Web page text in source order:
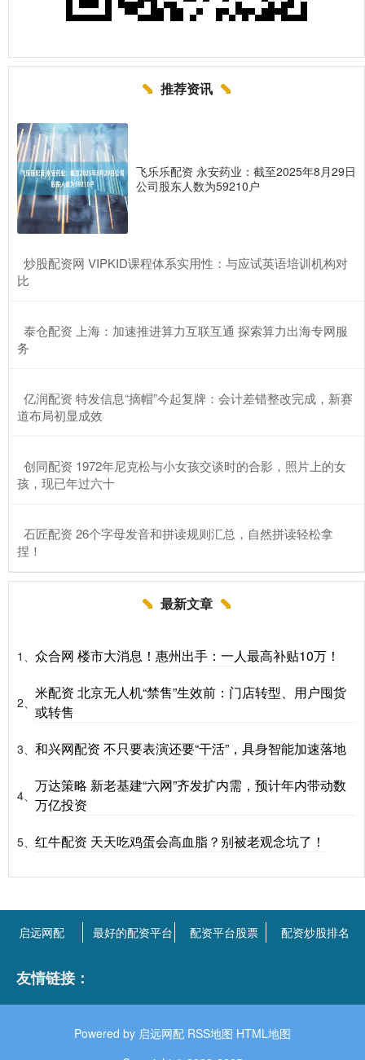
推荐资讯
飞乐乐配资 永安药业：截至2025年8月29日
公司股东人数为59210户
​炒股配资网 VIPKID课程体系实用性：与应试英语培训机构对
比
​泰仓配资 上海：加速推进算力互联互通 探索算力出海专网服
务
​亿润配资 特发信息“摘帽”今起复牌：会计差错整改完成，新赛
道布局初显成效
​创同配资 1972年尼克松与小女孩交谈时的合影，照片上的女
孩，现已年过六十
​石匠配资 26个字母发音和拼读规则汇总，自然拼读轻松拿
捏！
最新文章
1、 众合网 楼市大消息！惠州出手：一人最高补贴10万！
2、
米配资 北京无人机“禁售”生效前：门店转型、用户囤货
或转售
3、 和兴网配资 不只要表演还要“干活”，具身智能加速落地
4、
万达策略 新老基建“六网”齐发扩内需，预计年内带动数
万亿投资
5、 红牛配资 天天吃鸡蛋会高血脂？别被老观念坑了！
启远网配 最好的配资平台 配资平台股票 配资炒股排名
友情链接：
Powered by 启远网配 RSS地图 HTML地图